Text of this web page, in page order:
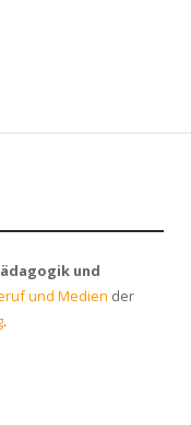
und
und Medien der
.